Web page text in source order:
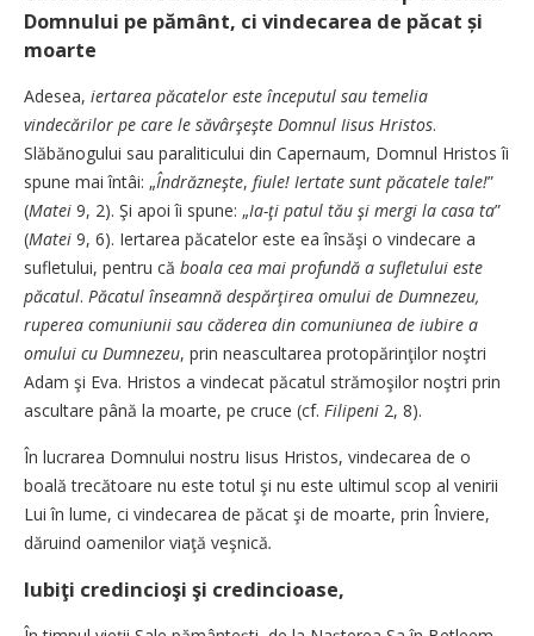
Domnului pe pământ, ci vindecarea de păcat și
moarte
Adesea, iertarea păcatelor este începutul sau temelia
vindecărilor pe care le săvârşeşte Domnul Iisus Hristos.
Slăbănogului sau paraliticului din Capernaum, Domnul Hristos îi
spune mai întâi: „Îndrăzneşte, fiule! Iertate sunt păcatele tale!”
(Matei 9, 2). Şi apoi îi spune: „Ia-ţi patul tău şi mergi la casa ta”
(Matei 9, 6). Iertarea păcatelor este ea însăşi o vindecare a
sufletului, pentru că boala cea mai profundă a sufletului este
păcatul. Păcatul înseamnă despărţirea omului de Dumnezeu,
ruperea comuniunii sau căderea din comuniunea de iubire a
omului cu Dumnezeu, prin neascultarea protopărinţilor noştri
Adam şi Eva. Hristos a vindecat păcatul strămoşilor noştri prin
ascultare până la moarte, pe cruce (cf. Filipeni 2, 8).
În lucrarea Domnului nostru Iisus Hristos, vindecarea de o
boală trecătoare nu este totul şi nu este ultimul scop al venirii
Lui în lume, ci vindecarea de păcat şi de moarte, prin Înviere,
dăruind oamenilor viaţă veşnică.
Iubiţi credincioşi şi credincioase,